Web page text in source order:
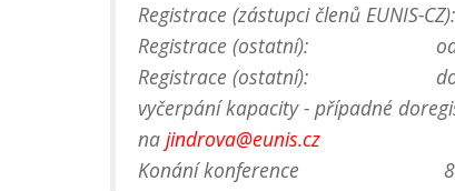
Registrace (zástupci členů EUNIS-
Registrace (ostatní): od 6.
Registrace (ostatní): do 6.
vyčerpání kapacity - případné
na jindrova@eunis.cz
Konání konference 8. –